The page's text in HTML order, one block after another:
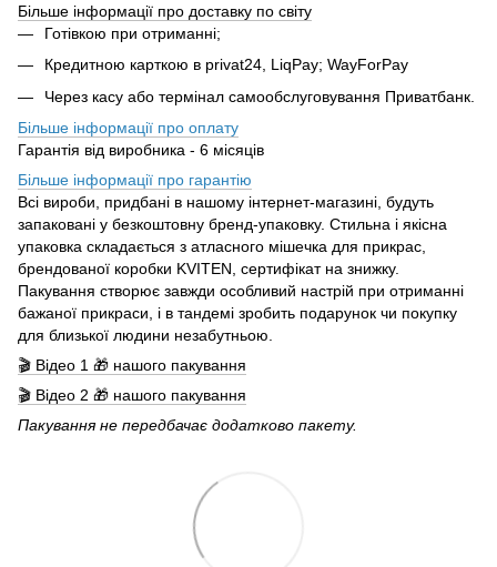
Більше інформації про доставку по світу
Готівкою при отриманні;
Кредитною карткою в privat24, LiqPay; WayForPay
Через касу або термінал самообслуговування Приватбанк.
Більше інформації про оплату
Гарантія від виробника - 6 місяців
Більше інформації про гарантію
Всі вироби, придбані в нашому інтернет-магазині, будуть
запаковані у безкоштовну бренд-упаковку. Стильна і якісна
упаковка складається з атласного мішечка для прикрас,
брендованої коробки KVITEN, сертифікат на знижку.
Пакування створює завжди особливий настрій при отриманні
бажаної прикраси, і в тандемі зробить подарунок чи покупку
для близької людини незабутньою.
🎬 Відео 1 🎁 нашого пакування
🎬 Відео 2 🎁 нашого пакування
Пакування не передбачає додатково пакету.